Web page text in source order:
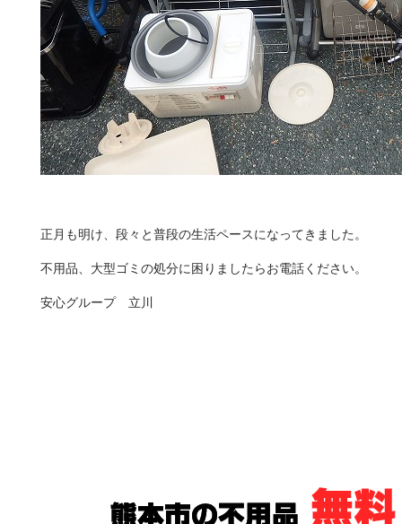
正月も明け、段々と普段の生活ペースになってきました。
不用品、大型ゴミの処分に困りましたらお電話ください。
安心グループ 立川